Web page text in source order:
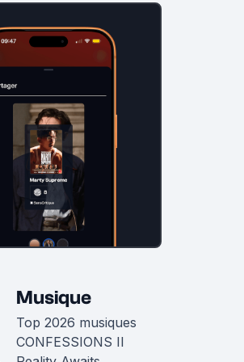
Musique
Top 2026 musiques
CONFESSIONS II